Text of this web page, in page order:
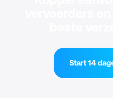
Start 14